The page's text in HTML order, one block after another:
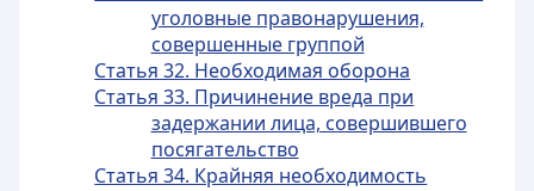
уголовные правонарушения,
совершенные группой
Статья 32. Необходимая оборона
Статья 33. Причинение вреда при
задержании лица, совершившего
посягательство
Статья 34. Крайняя необходимость